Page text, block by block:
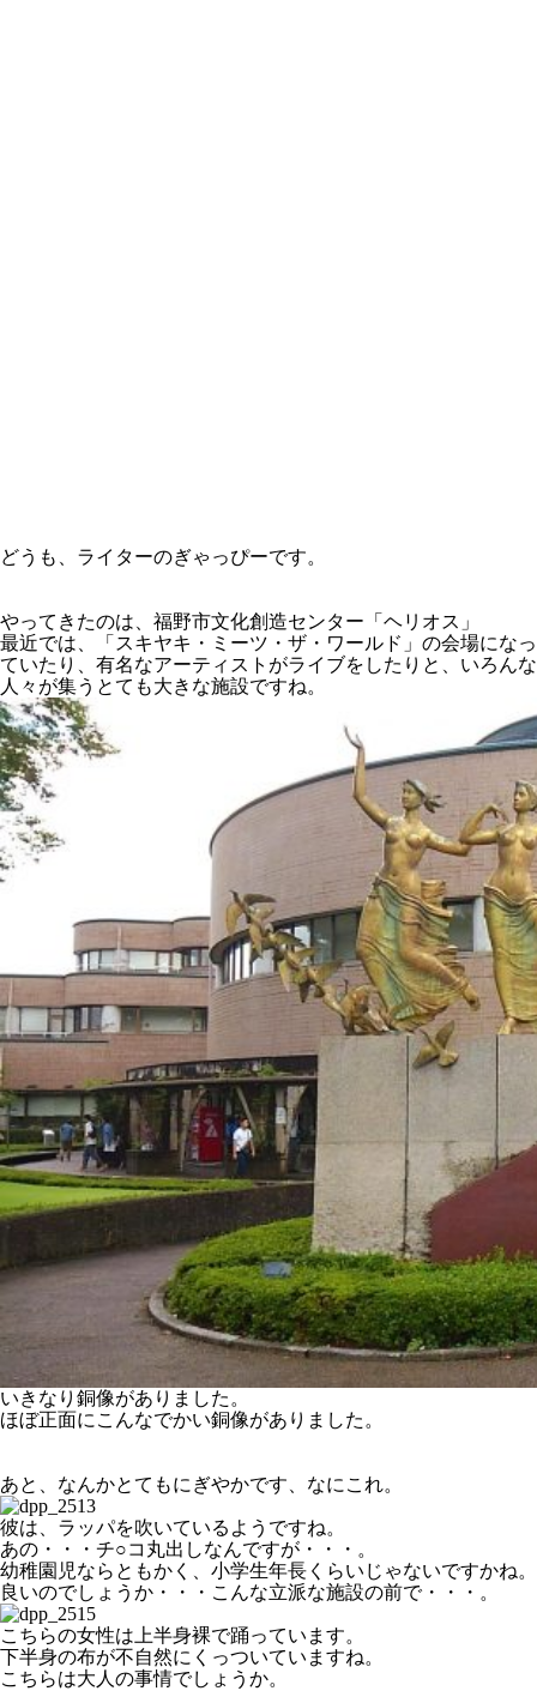
どうも、ライターのぎゃっぴーです。
やってきたのは、福野市文化創造センター「ヘリオス」
最近では、「スキヤキ・ミーツ・ザ・ワールド」の会場になっ
ていたり、有名なアーティストがライブをしたりと、いろんな
人々が集うとても大きな施設ですね。
いきなり銅像がありました。
ほぼ正面にこんなでかい銅像がありました。
あと、なんかとてもにぎやかです、なにこれ。
彼は、ラッパを吹いているようですね。
あの・・・チ○コ丸出しなんですが・・・。
幼稚園児ならともかく、小学生年長くらいじゃないですかね。
良いのでしょうか・・・こんな立派な施設の前で・・・。
こちらの女性は上半身裸で踊っています。
下半身の布が不自然にくっついていますね。
こちらは大人の事情でしょうか。